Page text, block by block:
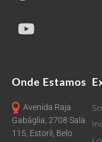
Onde Estamos
Avenida Raja
Gabáglia, 2708 Sala
115, Estoril, Belo